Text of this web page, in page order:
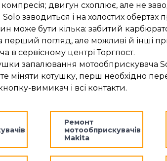
двигун схоплює, але не
заводиться і на холостих
може бути кілька: забитий
перший погляд, але можливі й інші
в сервісному центрі Торгпост.
запалювання мотообприскувача
міняти котушку, перш необхідно
вимикач і всі контакти.
Ремонт
мотообприскувачів
Makita